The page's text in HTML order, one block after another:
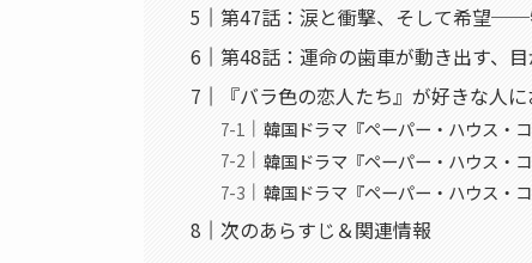
第47話：涙と衝撃、そして希望──
第48話：運命の歯車が動き出す、
『バラ色の恋人たち』が好きな人
韓国ドラマ『ペーパー・ハウス・
韓国ドラマ『ペーパー・ハウス・
韓国ドラマ『ペーパー・ハウス・
次のあらすじ＆関連情報